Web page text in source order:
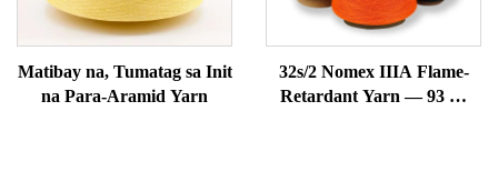
Matibay na, Tumatag sa Init
na Para-Aramid Yarn
32s/2 Nomex IIIA Flame-
Retardant Yarn — 93 %